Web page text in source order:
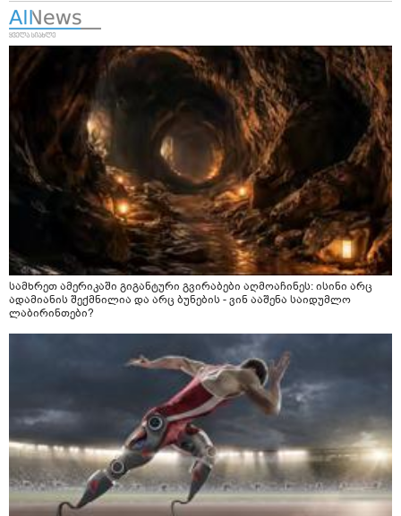
სამხრეთ ამერიკაში გიგანტური გვირაბები აღმოაჩინეს: ისინი არც
ადამიანის შექმნილია და არც ბუნების - ვინ ააშენა საიდუმლო
ლაბირინთები?